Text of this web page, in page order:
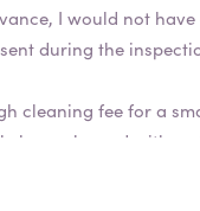
I would not have
during the
cleaning fee for a
been cleaned with